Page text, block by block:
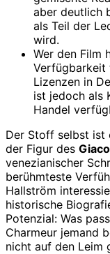
aber deutlich
als Teil der
wird.
Wer den Film
Verfügbarkeit
Lizenzen in
ist jedoch als
Handel
Der Stoff selbst ist
der Figur des
venezianischer
berühmteste
Hallström
historische
Potenzial: Was
Charmeur jemand
nicht auf den Leim